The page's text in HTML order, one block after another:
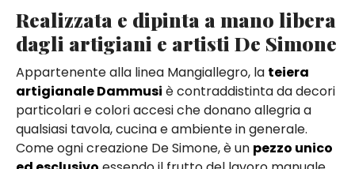
Realizzata e dipinta a mano libera
dagli artigiani e artisti De Simone
Appartenente alla linea Mangiallegro, la teiera
artigianale Dammusi è contraddistinta da decori
particolari e colori accesi che donano allegria a
qualsiasi tavola, cucina e ambiente in generale.
Come ogni creazione De Simone, è un pezzo unico